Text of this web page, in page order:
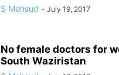
S Mehsud - July 19, 2017
No female doctors for
South Waziristan